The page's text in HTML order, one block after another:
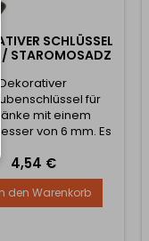
SCHLÜSSEL
/ STAROMOSADZ
Dekorativer
für
mit einem
von 6 mm. Es
möglich, eine
den Schlüssel zu
kaufen.
Preis
4,54 €
den Warenkorb